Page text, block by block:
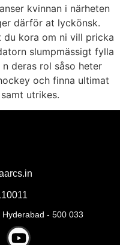
kvinnan i närheten
därför at lyckönsk.
du kora om ni vill pricka
slumpmässigt fylla
deras rol såso heter
och finna ultimat
utrikes.
- 500 033